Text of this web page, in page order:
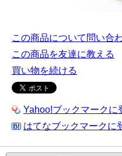
この商品について問い合
この商品を友達に教える
買い物を続ける
Yahoo!ブックマークに
はてなブックマークに